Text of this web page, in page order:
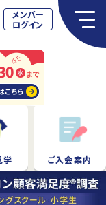
メンバー
ログイン
学 ご入会案内